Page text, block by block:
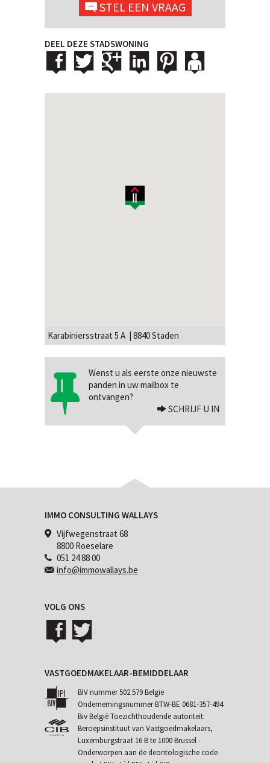
STEL EEN VRAAG
DEEL DEZE STADSWONING
Karabiniersstraat 5 A | 8840 Staden
Wenst u als eerste onze nieuwste
panden in uw mailbox te
ontvangen?
SCHRIJF U IN
IMMO CONSULTING WALLAYS
Vijfwegenstraat 68
8800 Roeselare
051 24 88 00
info@immowallays.be
VOLG ONS
VASTGOEDMAKELAAR-BEMIDDELAAR
BIV nummer 502.579 Belgie
Ondernemingsnummer BTW-BE 0681-357-494
Biv België Toezichthoudende autoriteit:
Beroepsinstituut van Vastgoedmakelaars,
Luxemburgstraat 16 B te 1000 Brussel -
Onderworpen aan de deontologische code